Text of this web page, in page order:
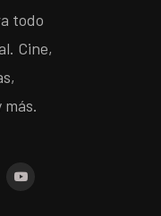
todo
Cine,